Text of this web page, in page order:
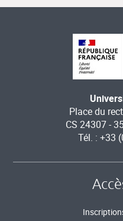
Place du
CS 24307 -
Tél. : +33